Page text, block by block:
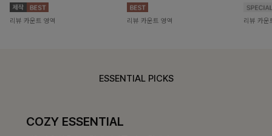
리뷰 카운트 영역 리뷰 카운트 영역 리뷰 카운
ESSENTIAL PICKS
COZY ESSENTIAL